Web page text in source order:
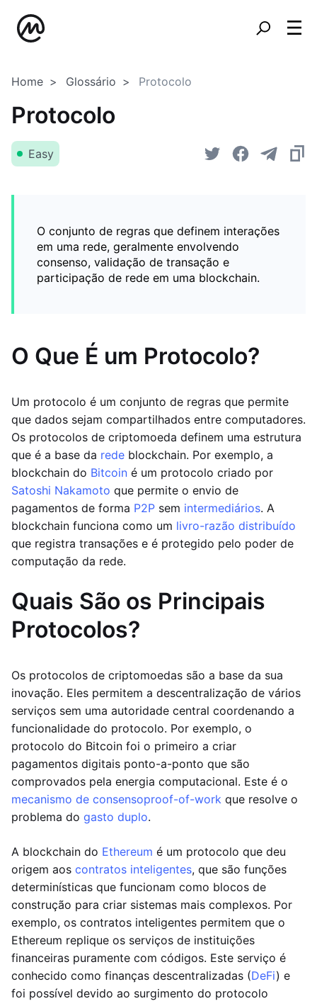
Home Glossário Protocolo
Protocolo
Easy
O conjunto de regras que definem interações
em uma rede, geralmente envolvendo
consenso, validação de transação e
participação de rede em uma blockchain.
O Que É um Protocolo?
Um protocolo é um conjunto de regras que permite
que dados sejam compartilhados entre computadores.
Os protocolos de criptomoeda definem uma estrutura
que é a base da rede blockchain. Por exemplo, a
blockchain do Bitcoin é um protocolo criado por
Satoshi Nakamoto que permite o envio de
pagamentos de forma P2P sem intermediários. A
blockchain funciona como um livro-razão distribuído
que registra transações e é protegido pelo poder de
computação da rede.
Quais São os Principais
Protocolos?
Os protocolos de criptomoedas são a base da sua
inovação. Eles permitem a descentralização de vários
serviços sem uma autoridade central coordenando a
funcionalidade do protocolo. Por exemplo, o
protocolo do Bitcoin foi o primeiro a criar
pagamentos digitais ponto-a-ponto que são
comprovados pela energia computacional. Este é o
mecanismo de consensoproof-of-work que resolve o
problema do gasto duplo.
A blockchain do Ethereum é um protocolo que deu
origem aos contratos inteligentes, que são funções
determinísticas que funcionam como blocos de
construção para criar sistemas mais complexos. Por
exemplo, os contratos inteligentes permitem que o
Ethereum replique os serviços de instituições
financeiras puramente com códigos. Este serviço é
conhecido como finanças descentralizadas (DeFi) e
foi possível devido ao surgimento do protocolo